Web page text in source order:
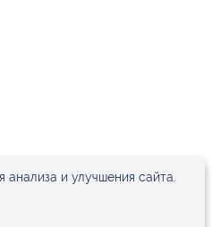
и улучшения сайта.